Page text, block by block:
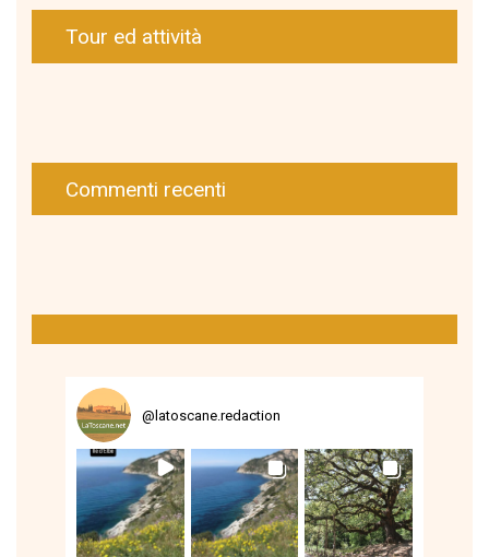
Tour ed attività
Commenti recenti
@latoscane.redaction